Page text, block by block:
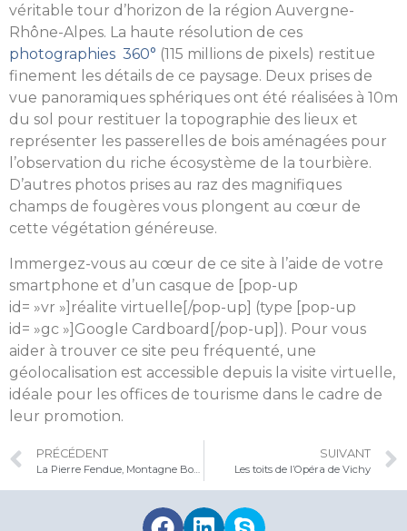
véritable tour d’horizon de la région Auvergne-
Rhône-Alpes. La haute résolution de ces
photographies 360° (115 millions de pixels) restitue
finement les détails de ce paysage. Deux prises de
vue panoramiques sphériques ont été réalisées à 10m
du sol pour restituer la topographie des lieux et
représenter les passerelles de bois aménagées pour
l’observation du riche écosystème de la tourbière.
D’autres photos prises au raz des magnifiques
champs de fougères vous plongent au cœur de
cette végétation généreuse.
Immergez-vous au cœur de ce site à l’aide de votre
smartphone et d’un casque de [pop-up
id= »vr »]réalite virtuelle[/pop-up] (type [pop-up
id= »gc »]Google Cardboard[/pop-up]). Pour vous
aider à trouver ce site peu fréquenté, une
géolocalisation est accessible depuis la visite virtuelle,
idéale pour les offices de tourisme dans le cadre de
leur promotion.
PRÉCÉDENT
La Pierre Fendue, Montagne Bourbonnaise
SUIVANT
Les toits de l’Opéra de Vichy